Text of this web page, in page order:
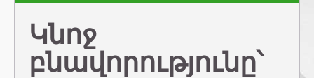
Կնոջ
բնավորությունը՝